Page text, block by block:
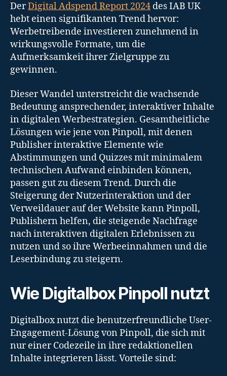
DerDigital Adspend Report 2024 des IAB UK
hebt einen signifikanten Trend hervor:
Werbetreibende investieren zunehmend in
wirkungsvolle Formate, um die
Aufmerksamkeit ihrer Zielgruppe zu
gewinnen.
Dieser Wandel unterstreicht die wachsende
Bedeutung ansprechender, interaktiver Inhalte
in digitalen Werbestrategien. Gesamtheitliche
Lösungen wie jene von Pinpoll, mit denen
Publisher interaktive Elemente wie
Abstimmungen und Quizzes mit minimalem
technischen Aufwand einbinden können,
passen gut zu diesem Trend. Durch die
Steigerung der Nutzerinteraktion und der
Verweildauer auf der Website kann Pinpoll,
Publishern helfen, die steigende Nachfrage
nach interaktiven digitalen Erlebnissen zu
nutzen und so ihre Werbeeinnahmen und die
Leserbindung zu steigern.
Wie Digitalbox Pinpoll nutzt
Digitalbox nutzt die benutzerfreundliche User-
Engagement-Lösung von Pinpoll, die sich mit
nur einer Codezeile in ihre redaktionellen
Inhalte integrieren lässt. Vorteile sind: